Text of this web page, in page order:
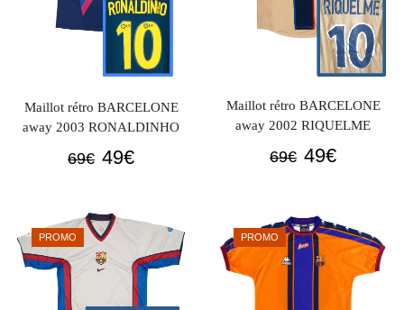
Maillot rétro BARCELONE
away 2003 RONALDINHO
69€ Le
était :
69€.
49€Le
est :
49€.
Maillot rétro BARCELONE
away 2002 RIQUELME
69€ Le
était :
69€.
49€Le
est :
49€.
PROMO PROMO